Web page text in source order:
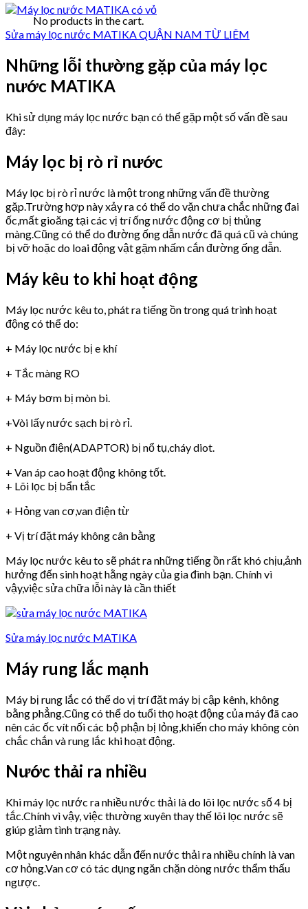
No products in the cart.
Sửa máy lọc nước MATIKA QUẬN NAM TỪ LIÊM
Những lỗi thường gặp của máy lọc
nước MATIKA
Khi sử dụng máy lọc nước bạn có thể gặp một số vấn đề sau
đây:
Máy lọc bị rò rỉ nước
Máy lọc bị rò rỉ nước là một trong những vấn đề thường
gặp.Trường hợp này xảy ra có thể do vặn chưa chắc những đai
ốc,mất gioăng tại các vị trí ống nước động cơ bị thủng
màng.Cũng có thể do đường ống dẫn nước đã quá cũ và chúng
bị vỡ hoặc do loai động vật gặm nhấm cắn đường ống dẫn.
Máy kêu to khi hoạt động
Máy lọc nước kêu to, phát ra tiếng ồn trong quá trình hoạt
động có thể do:
+ Máy lọc nước bị e khí
+ Tắc màng RO
+ Máy bơm bị mòn bi.
+Vòi lấy nước sạch bị rò rỉ.
+ Nguồn điện(ADAPTOR) bị nổ tụ,cháy diot.
+ Van áp cao hoạt động không tốt.
+ Lõi lọc bị bẩn tắc
+ Hỏng van cơ,van điện từ
+ Vị trí đặt máy không cân bằng
Máy lọc nước kêu to sẽ phát ra những tiếng ồn rất khó chịu,ảnh
hưởng đến sinh hoạt hằng ngày của gia đình bạn. Chính vì
vậy,việc sửa chữa lỗi này là cần thiết
Sửa máy lọc nước MATIKA
Máy rung lắc mạnh
Máy bị rung lắc có thể do vị trí đặt máy bị cập kênh, không
bằng phẳng.Cũng có thể do tuổi thọ hoạt động của máy đã cao
nên các ốc vít nối các bộ phận bị lỏng,khiến cho máy không còn
chắc chắn và rung lắc khi hoạt động.
Nước thải ra nhiều
Khi máy lọc nước ra nhiều nước thải là do lõi lọc nước số 4 bị
tắc.Chính vì vậy, việc thường xuyên thay thế lõi lọc nước sẽ
giúp giảm tình trạng này.
Một nguyên nhân khác dẫn đến nước thải ra nhiều chính là van
cơ hỏng.Van cơ có tác dụng ngăn chặn dòng nước thẩm thấu
ngược.